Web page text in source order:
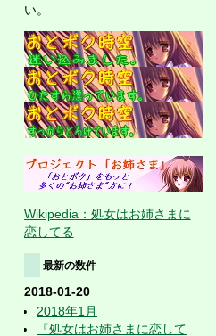
い。
Wikipedia：処女はお姉さまに
恋してる
最新の数件
2018-01-20
2018年1月
『処女はお姉さまに恋して